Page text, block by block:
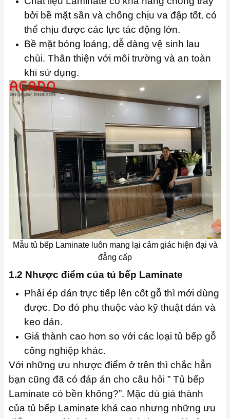
bởi bề mặt sần và chống chịu va đập tốt, có
thể chịu được các lực tác động lớn.
Bề mặt bóng loáng, dễ dàng vệ sinh lau
chùi. Thân thiện với môi trường và an toàn
khi sử dụng.
Mẫu tủ bếp Laminate luôn mang lại cảm giác hiện đại và
đẳng cấp
1.2 Nhược điểm của tủ bếp Laminate
Phải ép dán trực tiếp lên cốt gỗ thì mới dùng
được. Do đó phụ thuộc vào kỹ thuật dán và
keo dán.
Giá thành cao hơn so với các loại tủ bếp gỗ
công nghiệp khác.
Với những ưu nhược điểm ở trên thì chắc hẳn
bạn cũng đã có đáp án cho câu hỏi ” Tủ bếp
Laminate có bền không?”. Mặc dù giá thành
của tủ bếp Laminate khá cao nhưng những ưu